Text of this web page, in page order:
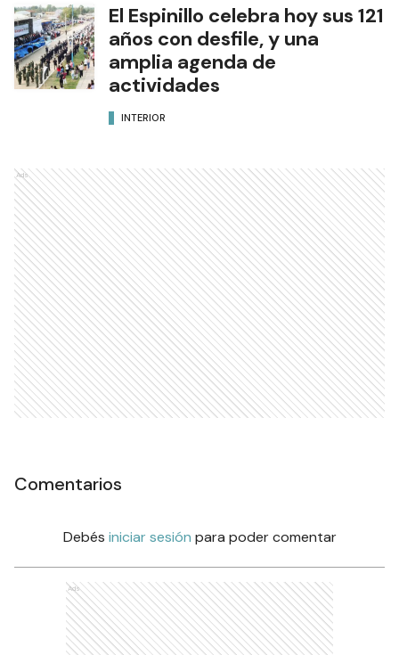
El Espinillo celebra hoy sus 121
años con desfile, y una
amplia agenda de
actividades
INTERIOR
Ads
Comentarios
Debés iniciar sesión para poder comentar
Ads